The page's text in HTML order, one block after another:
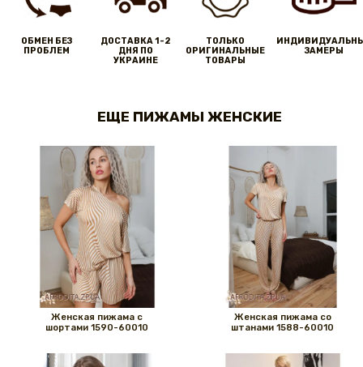
ОБМЕН БЕЗ
ПРОБЛЕМ
ДОСТАВКА 1-2
ДНЯ ПО
УКРАИНЕ
ТОЛЬКО
ОРИГИНАЛЬНЫЕ
ТОВАРЫ
ЗАМЕРЫ
ЕЩЕ ПИЖАМЫ ЖЕНСКИЕ
Женская пижама с
шортами 1590-60010
Женская пижама со
штанами 1588-60010